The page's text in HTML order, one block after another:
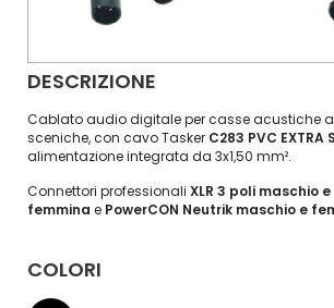
DESCRIZIONE
Cablato audio digitale per casse acustiche
sceniche, con cavo Tasker C283 PVC EXTRA
alimentazione integrata da 3x1,50 mm².
Connettori professionali XLR 3 poli maschio e
femmina e PowerCON Neutrik maschio e
COLORI